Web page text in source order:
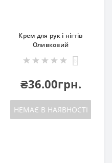
Крем для рук і нігтів
Оливковий
₴36.00грн.
НЕМАЄ В НАЯВНОСТІ